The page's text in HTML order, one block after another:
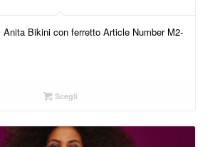
Bikini con ferretto Article Number M2-
Scegli